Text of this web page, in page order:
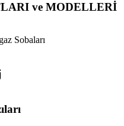
ve MODELLERİ
Sobaları